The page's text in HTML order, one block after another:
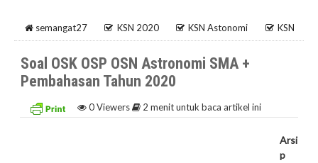
semangat27 KSN 2020 KSN Astonomi KSN
KABUPATEN KSN NASIONAL KSN PROVINSI
Soal OSK OSP OSN Astronomi SMA +
Pembahasan Tahun 2020
0Viewers 2 menit untuk baca artikel ini
Arsi
p